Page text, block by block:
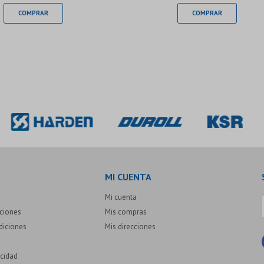
MI CUENTA
Mi cuenta
Mis compras
Mis direcciones